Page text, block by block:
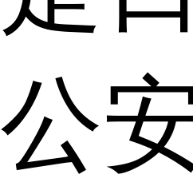
公